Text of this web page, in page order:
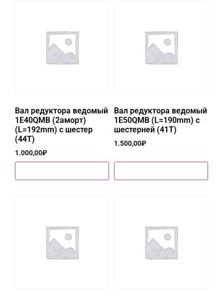
Вал редуктора ведомый
1E40QMB (2аморт)
(L=192mm) с шестер
(44T)
1.000,00₽
Вал редуктора ведомый
1E50QMB (L=190mm) с
шестерней (41T)
1.500,00₽